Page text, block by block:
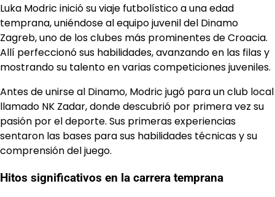
Luka Modric inició su viaje futbolístico a una edad
temprana, uniéndose al equipo juvenil del Dinamo
Zagreb, uno de los clubes más prominentes de Croacia.
Allí perfeccionó sus habilidades, avanzando en las filas y
mostrando su talento en varias competiciones juveniles.
Antes de unirse al Dinamo, Modric jugó para un club local
llamado NK Zadar, donde descubrió por primera vez su
pasión por el deporte. Sus primeras experiencias
sentaron las bases para sus habilidades técnicas y su
comprensión del juego.
Hitos significativos en la carrera temprana